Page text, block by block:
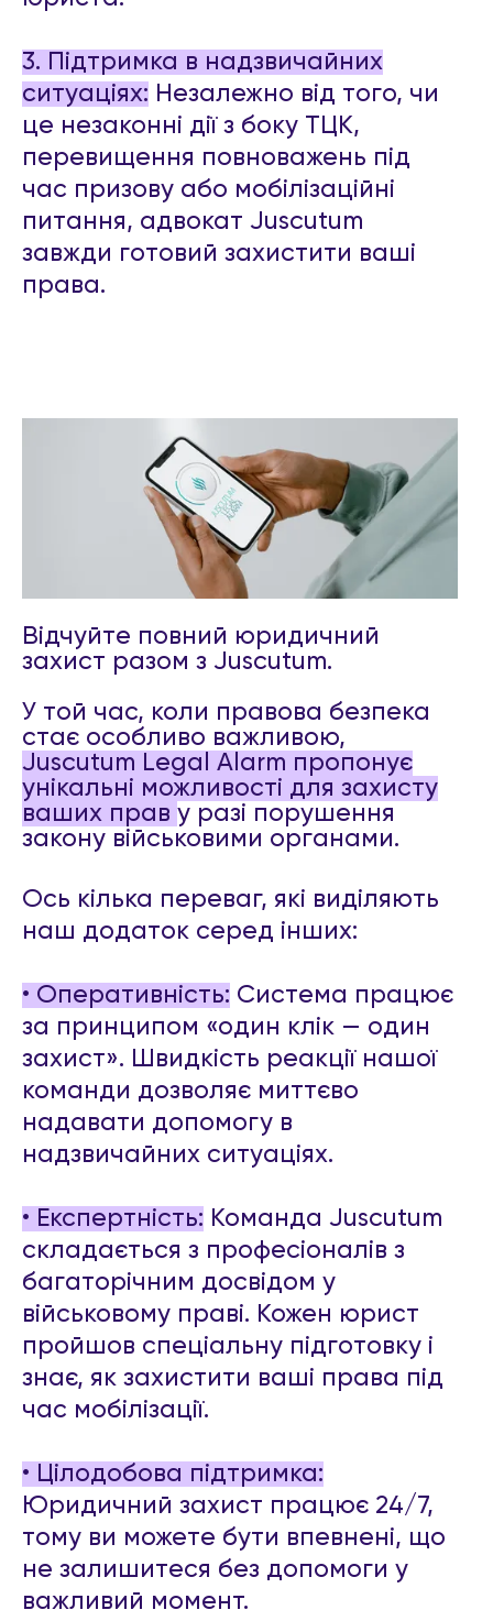
3. Підтримка в надзвичайних
ситуаціях: Незалежно від того, чи
це незаконні дії з боку ТЦК,
перевищення повноважень під
час призову або мобілізаційні
питання, адвокат Juscutum
завжди готовий захистити ваші
права.
Відчуйте повний юридичний
захист разом з Juscutum.
У той час, коли правова безпека
стає особливо важливою,
Juscutum Legal Alarm пропонує
унікальні можливості для захисту
ваших прав у разі порушення
закону військовими органами.
Ось кілька переваг, які виділяють
наш додаток серед інших:
• Оперативність: Система працює
за принципом «один клік — один
захист». Швидкість реакції нашої
команди дозволяє миттєво
надавати допомогу в
надзвичайних ситуаціях.
• Експертність: Команда Juscutum
складається з професіоналів з
багаторічним досвідом у
військовому праві. Кожен юрист
пройшов спеціальну підготовку і
знає, як захистити ваші права під
час мобілізації.
• Цілодобова підтримка:
Юридичний захист працює 24/7,
тому ви можете бути впевнені, що
не залишитеся без допомоги у
важливий момент.